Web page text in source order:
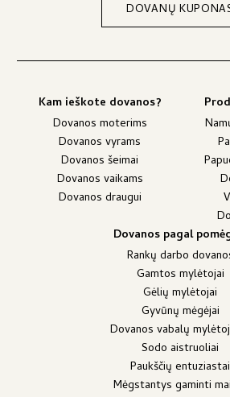
DOVANŲ
Kam ieškote dovanos?
Dovanos moterims
Dovanos vyrams
Dovanos šeimai
Dovanos vaikams
Dovanos draugui
Dovanos pagal
Rankų darbo
Gamtos mylėtojai
Gėlių mylėtojai
Gyvūnų mėgėjai
Dovanos vabalų
Sodo aistruoliai
Paukščių entuziastai
Mėgstantys gaminti